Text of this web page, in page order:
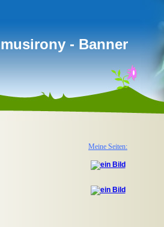
musirony - Banner
Meine Seiten: